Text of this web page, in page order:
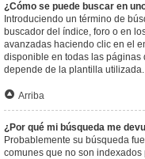
¿Cómo se puede buscar en
Introduciendo un término de
buscador del índice, foro o en
avanzadas haciendo clic en el
disponible en todas las páginas
depende de la plantilla utilizada.
Arriba
¿Por qué mi búsqueda me
Probablemente su búsqueda
comunes que no son